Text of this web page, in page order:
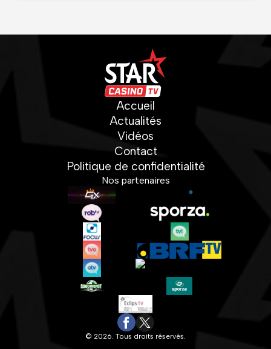
Accueil
Actualités
Vidéos
Contact
Politique de confidentialité
Nos partenaires
© 2026. Tous droits réservés.